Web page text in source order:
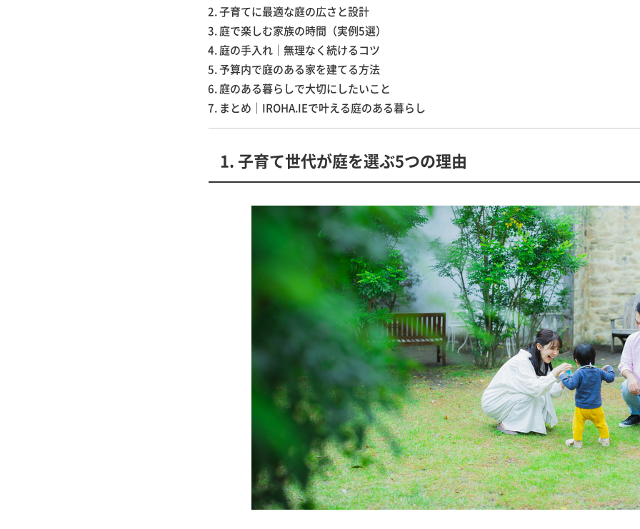
子育てに最適な庭の広さと設計
庭で楽しむ家族の時間（実例5選）
庭の手入れ｜無理なく続けるコツ
予算内で庭のある家を建てる方法
庭のある暮らしで大切にしたいこと
まとめ｜IROHA.IEで叶える庭のある暮らし
1. 子育て世代が庭を選ぶ5つの理由